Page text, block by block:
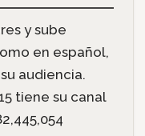
y sube
en español,
audiencia.
tiene su canal